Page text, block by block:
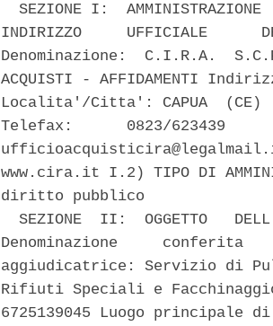
SEZIONE I:  AMMINISTRAZIONE
INDIRIZZO     UFFICIALE
Denominazione:  C.I.R.A.
ACQUISTI - AFFIDAMENTI
Localita'/Citta': CAPUA  (CE)
Telefax:      0823/623439
www.cira.it I.2) TIPO DI
diritto pubblico
SEZIONE  II:  OGGETTO
Denominazione
aggiudicatrice: Servizio di
Rifiuti Speciali e
6725139045 Luogo principale